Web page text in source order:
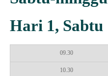
Hari 1, Sabtu
09.30
10.30